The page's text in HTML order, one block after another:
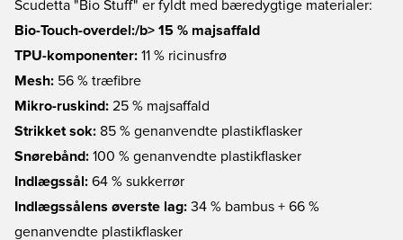
Scudetta "Bio Stuff" er fyldt med bæredygtige materialer:
Bio-Touch-overdel:/b> 15 % majsaffald
TPU-komponenter: 11 % ricinusfrø
Mesh: 56 % træfibre
Mikro-ruskind: 25 % majsaffald
Strikket sok: 85 % genanvendte plastikflasker
Snørebånd: 100 % genanvendte plastikflasker
Indlægssål: 64 % sukkerrør
Indlægssålens øverste lag: 34 % bambus + 66 %
genanvendte plastikflasker